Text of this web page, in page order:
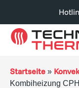
Startseite »
Kombiheizung